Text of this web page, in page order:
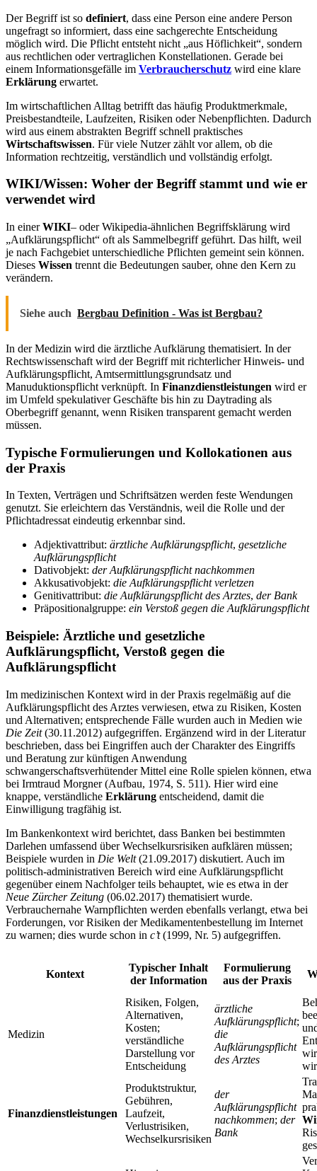
Der Begriff ist so definiert, dass eine Person eine andere Person
ungefragt so informiert, dass eine sachgerechte Entscheidung
möglich wird. Die Pflicht entsteht nicht „aus Höflichkeit“, sondern
aus rechtlichen oder vertraglichen Konstellationen. Gerade bei
einem Informationsgefälle im Verbraucherschutz wird eine klare
Erklärung erwartet.
Im wirtschaftlichen Alltag betrifft das häufig Produktmerkmale,
Preisbestandteile, Laufzeiten, Risiken oder Nebenpflichten. Dadurch
wird aus einem abstrakten Begriff schnell praktisches
Wirtschaftswissen. Für viele Nutzer zählt vor allem, ob die
Information rechtzeitig, verständlich und vollständig erfolgt.
WIKI/Wissen: Woher der Begriff stammt und wie er
verwendet wird
In einerWIKI– oder Wikipedia-ähnlichen Begriffsklärung wird
„Aufklärungspflicht“ oft als Sammelbegriff geführt. Das hilft, weil
je nach Fachgebiet unterschiedliche Pflichten gemeint sein können.
Dieses Wissen trennt die Bedeutungen sauber, ohne den Kern zu
verändern.
Siehe auch Bergbau Definition - Was ist Bergbau?
In der Medizin wird die ärztliche Aufklärung thematisiert. In der
Rechtswissenschaft wird der Begriff mit richterlicher Hinweis- und
Aufklärungspflicht, Amtsermittlungsgrundsatz und
Manuduktionspflicht verknüpft. In Finanzdienstleistungen wird er
im Umfeld spekulativer Geschäfte bis hin zu Daytrading als
Oberbegriff genannt, wenn Risiken transparent gemacht werden
müssen.
Typische Formulierungen und Kollokationen aus
der Praxis
In Texten, Verträgen und Schriftsätzen werden feste Wendungen
genutzt. Sie erleichtern das Verständnis, weil die Rolle und der
Pflichtadressat eindeutig erkennbar sind.
Adjektivattribut: ärztliche Aufklärungspflicht, gesetzliche
Aufklärungspflicht
Dativobjekt: der Aufklärungspflicht nachkommen
Akkusativobjekt: die Aufklärungspflicht verletzen
Genitivattribut: die Aufklärungspflicht des Arztes, der Bank
Präpositionalgruppe: ein Verstoß gegen die Aufklärungspflicht
Beispiele: Ärztliche und gesetzliche
Aufklärungspflicht, Verstoß gegen die
Aufklärungspflicht
Im medizinischen Kontext wird in der Praxis regelmäßig auf die
Aufklärungspflicht des Arztes verwiesen, etwa zu Risiken, Kosten
und Alternativen; entsprechende Fälle wurden auch in Medien wie
Die Zeit(30.11.2012) aufgegriffen. Ergänzend wird in der Literatur
beschrieben, dass bei Eingriffen auch der Charakter des Eingriffs
und Beratung zur künftigen Anwendung
schwangerschaftsverhütender Mittel eine Rolle spielen können, etwa
bei Irmtraud Morgner (Aufbau, 1974, S. 511). Hier wird eine
knappe, verständliche Erklärung entscheidend, damit die
Einwilligung tragfähig ist.
Im Bankenkontext wird berichtet, dass Banken bei bestimmten
Darlehen umfassend über Wechselkursrisiken aufklären müssen;
Beispiele wurden in Die Welt(21.09.2017) diskutiert. Auch im
politisch-administrativen Bereich wird eine Aufklärungspflicht
gegenüber einem Nachfolger teils behauptet, wie es etwa in der
Neue Zürcher Zeitung (06.02.2017) thematisiert wurde.
Verbrauchernahe Warnpflichten werden ebenfalls verlangt, etwa bei
Forderungen, vor Risiken der Medikamentenbestellung im Internet
zu warnen; dies wurde schon in c’t(1999, Nr. 5) aufgegriffen.
Kontext
Typischer Inhalt
der Information
Formulierung
aus der Praxis
Medizin
Risiken, Folgen,
Alternativen,
Kosten;
verständliche
Darstellung vor
Entscheidung
ärztliche
Aufklärungspflicht;
die
Aufklärungspflicht
des Arztes
Finanzdienstleistungen
Produktstruktur,
Gebühren,
Laufzeit,
Verlustrisiken,
Wechselkursrisiken
der
Aufklärungspflicht
nachkommen; der
Bank